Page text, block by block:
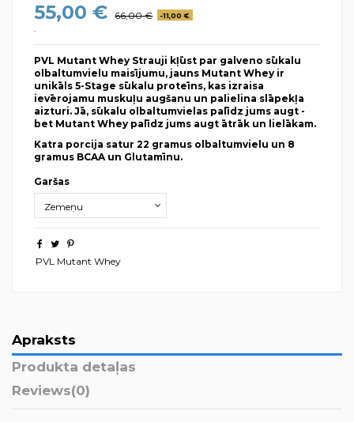
55,00 € 66,00 € -11,00 €
.
PVL Mutant Whey Strauji kļūst par galveno sūkalu
olbaltumvielu maisījumu, jauns Mutant Whey ir
unikāls 5-Stage sūkalu proteīns, kas izraisa
ievērojamu muskuļu augšanu un palielina slāpekļa
aizturi. Jā, sūkalu olbaltumviel as palīdz jums augt -
bet Mutant Whey palīdz jums augt ātrāk un lielākam.
Katra porcija satur 22 gramus olbaltumvielu un 8
gramus BCAA un Glutamīnu.
Garšas
PVL Mutant Whey
Apraksts
Produkta detaļas
Reviews(0)